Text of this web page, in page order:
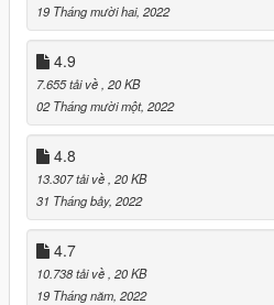
19 Tháng mười hai, 2022
4.9
7.655 tải về , 20 KB
02 Tháng mười một, 2022
4.8
13.307 tải về , 20 KB
31 Tháng bảy, 2022
4.7
10.738 tải về , 20 KB
19 Tháng năm, 2022